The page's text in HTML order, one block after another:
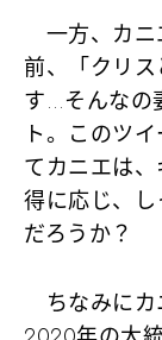
一方、カニ
前、「クリ
す…そんなの
ト。このツ
てカニエは
得に応じ、
だろうか？
ちなみにカ